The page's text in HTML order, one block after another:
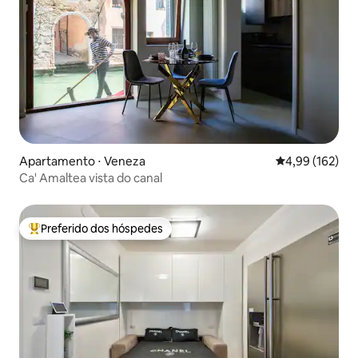
Apartamento ⋅ Veneza 4,99 de uma
4,99 (162)
Ca' Amaltea vista do canal
Entre os melhores preferidos dos hóspedes
Preferido dos hóspedes